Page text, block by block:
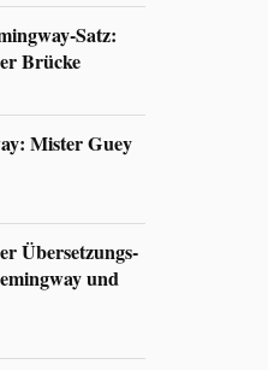
Satz:
Brücke
Mister Guey
Übersetzungs-
und